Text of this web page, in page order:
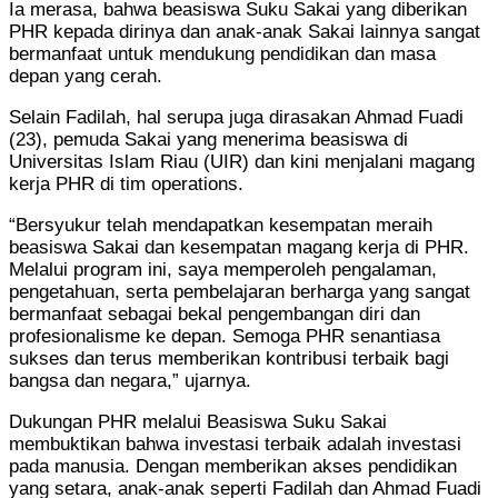
Ia merasa, bahwa beasiswa Suku Sakai yang diberikan
PHR kepada dirinya dan anak-anak Sakai lainnya sangat
bermanfaat untuk mendukung pendidikan dan masa
depan yang cerah.
Selain Fadilah, hal serupa juga dirasakan Ahmad Fuadi
(23), pemuda Sakai yang menerima beasiswa di
Universitas Islam Riau (UIR) dan kini menjalani magang
kerja PHR di tim operations.
“Bersyukur telah mendapatkan kesempatan meraih
beasiswa Sakai dan kesempatan magang kerja di PHR.
Melalui program ini, saya memperoleh pengalaman,
pengetahuan, serta pembelajaran berharga yang sangat
bermanfaat sebagai bekal pengembangan diri dan
profesionalisme ke depan. Semoga PHR senantiasa
sukses dan terus memberikan kontribusi terbaik bagi
bangsa dan negara,” ujarnya.
Dukungan PHR melalui Beasiswa Suku Sakai
membuktikan bahwa investasi terbaik adalah investasi
pada manusia. Dengan memberikan akses pendidikan
yang setara, anak-anak seperti Fadilah dan Ahmad Fuadi